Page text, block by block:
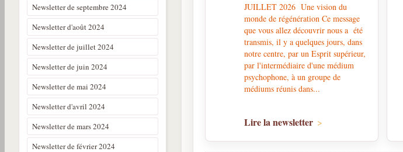
Newsletter de septembre 2024
Newsletter d'août 2024
Newsletter de juillet 2024
Newsletter de juin 2024
Newsletter de mai 2024
Newsletter d'avril 2024
Newsletter de mars 2024
Newsletter de février 2024
JUILLET 2026 Une vision du
monde de régénération Ce message
que vous allez découvrir nous a été
transmis, il y a quelques jours, dans
notre centre, par un Esprit supérieur,
par l'intermédiaire d'une médium
psychophone, à un groupe de
médiums réunis dans...
Lire la newsletter